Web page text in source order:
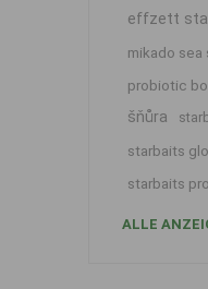
effzett
mikado sea
probiotic
šňůra
starbaits
starbaits
ALLE